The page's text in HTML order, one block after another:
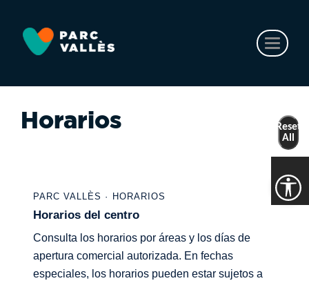
contenido
principal
Horarios
PARC VALLÈS · HORARIOS
Horarios del centro
Consulta los horarios por áreas y los días de
apertura comercial autorizada. En fechas
especiales, los horarios pueden estar sujetos a
Reset
All